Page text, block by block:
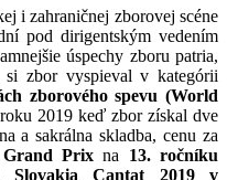
i zahraničnej zborovej scéne
pod dirigentským vedením
úspechy zboru patria,
zbor vyspieval v kategórii
zborového spevu (World
2019 keď zbor získal dve
a sakrálna skladba, cenu za
Grand Prix na 13. ročníku
Slovakia Cantat 2019 v